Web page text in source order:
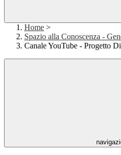
Home >
Spazio alla Conoscenza -
Canale YouTube - Progetto